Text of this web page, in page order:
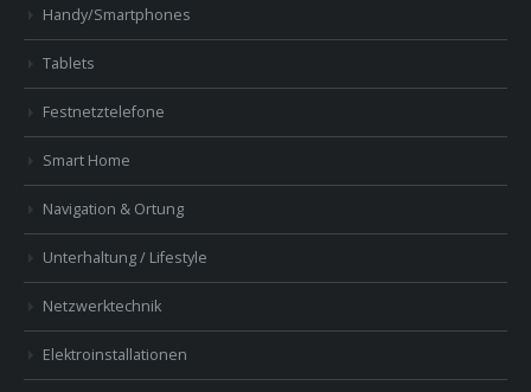
Handy/Smartphones
Tablets
Festnetztelefone
Smart Home
Navigation & Ortung
Unterhaltung / Lifestyle
Netzwerktechnik
Elektroinstallationen